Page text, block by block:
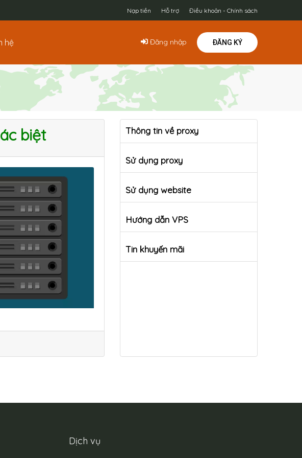
Nạp tiền Hỗ trợ Điều khoản - Chính sách
hệ Đăng nhập ĐĂNG KÝ
biệt Thông tin về proxy
Sử dụng proxy
Sử dụng website
Hướng dẫn VPS
Tin khuyến mãi
Dịch vụ